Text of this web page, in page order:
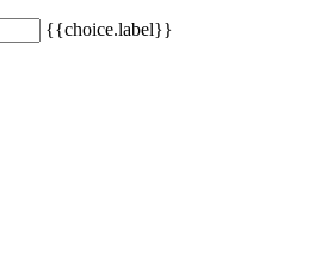
{{choice.label}}